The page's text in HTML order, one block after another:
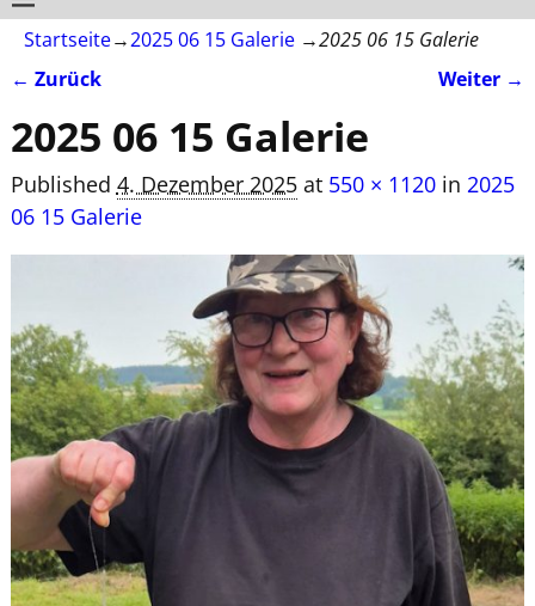
Startseite→2025 06 15 Galerie →2025 06 15 Galerie
← Zurück Weiter →
2025 06 15 Galerie
Published 4. Dezember 2025at 550 × 1120in 2025
06 15 Galerie